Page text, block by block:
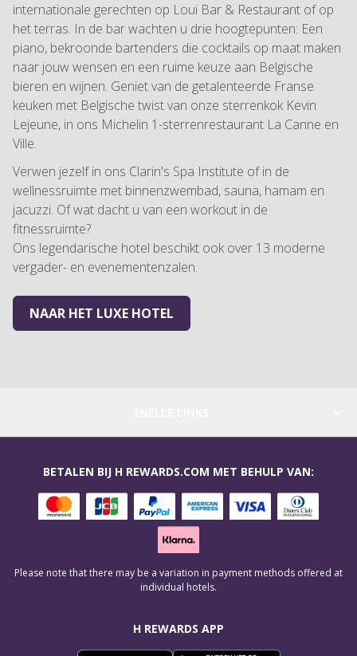
internationale gerechten op Loui Bar & Restaurant of op
het terras. In de bar wachten u drie hoogtepunten: Een
piano, bekroonde bartenders die cocktails op maat maken
naar jouw wensen en een ruime keuze aan Belgische
bieren en wijnen. Geniet van de getalenteerde Franse
keuken met Belgische twist van onze sterrenkok Kevin
Lejeune, in ons Michelin 1-sterrenrestaurant La Canne en
Ville.
Verwen jezelf in ons Clarin's Spa Institute of in de
wellnessruimte met binnenzwembad, sauna, hamam en
jacuzzi. Of wat dacht u van een workout in de
fitnessruimte?
Ons legendarische hotel beschikt ook over 13 moderne
vergader- en evenementenzalen.
NAAR HET LUXE HOTEL
H REWARDS APP
BETALEN BIJ H REWARDS.COM MET BEHULP VAN:
Please note that there may be a variation in payment methods offered at
individual hotels.